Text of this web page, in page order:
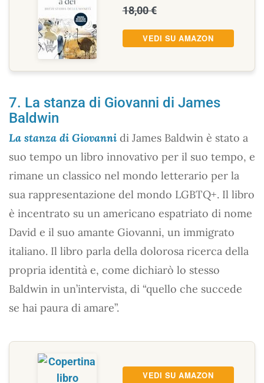
18,00 €
VEDI SU AMAZON
7. La stanza di Giovanni di James
Baldwin
La stanza di Giovanni di James Baldwin è stato a
suo tempo un libro innovativo per il suo tempo, e
rimane un classico nel mondo letterario per la
sua rappresentazione del mondo LGBTQ+. Il libro
è incentrato su un americano espatriato di nome
David e il suo amante Giovanni, un immigrato
italiano. Il libro parla della dolorosa ricerca della
propria identità e, come dichiarò lo stesso
Baldwin in un’intervista, di “quello che succede
se hai paura di amare”.
VEDI SU AMAZON